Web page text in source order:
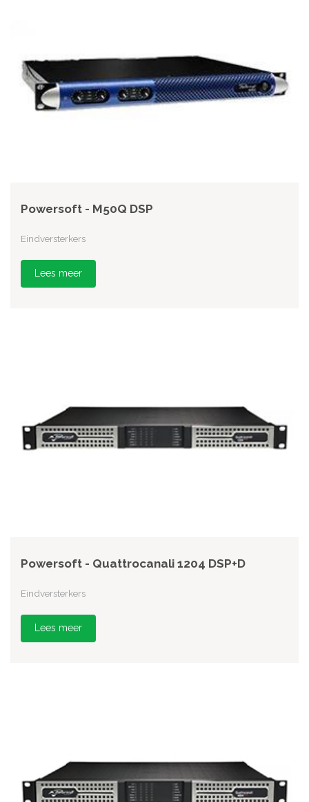
Powersoft - M50Q DSP
Eindversterkers
Lees meer
Powersoft - Quattrocanali 1204 DSP+D
Eindversterkers
Lees meer